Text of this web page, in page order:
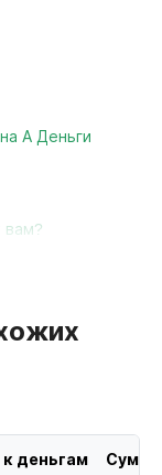
А Деньги
вам?
к деньгам Сумма